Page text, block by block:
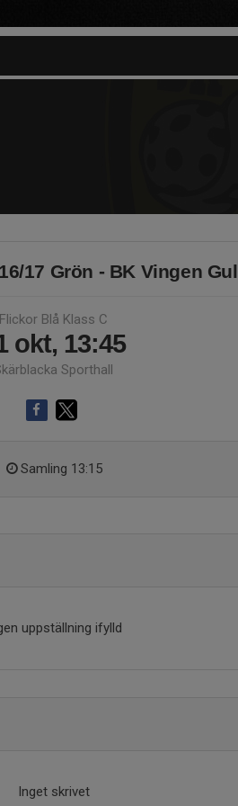
17 Grön - BK Vingen Gul
Flickor Blå Klass C
okt, 13:45
Sporthall
Samling 13:15
uppställning ifylld
Inget skrivet